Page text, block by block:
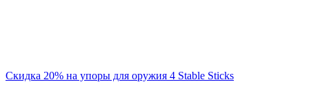
Скидка 20% на упоры для оружия 4 Stable Sticks